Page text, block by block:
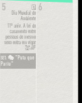
5
🗓
Dia Mundial do
Ambiente
11º aniv. A lei do
casamento entre
pessoas do mesmo
sexo entra em vigor
💒🌈
SET: 🎭 "Puta que
Pariu"
6